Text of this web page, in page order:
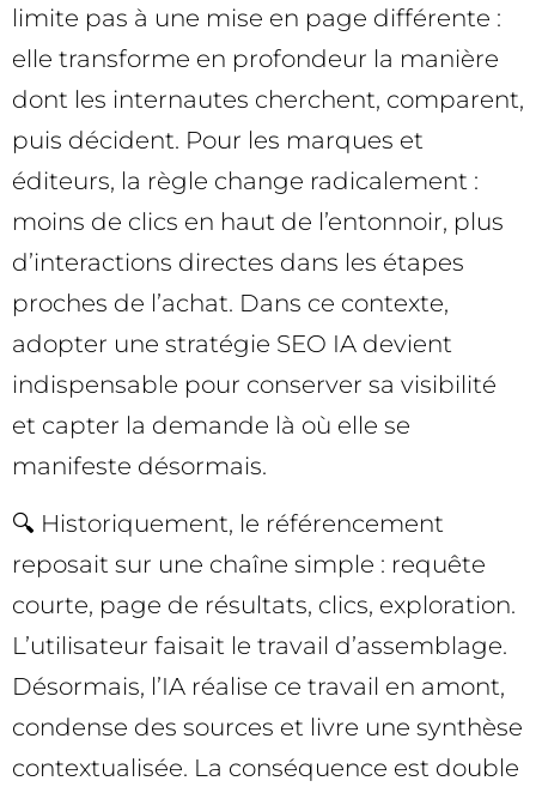
limite pas à une mise en page différente :
elle transforme en profondeur la manière
dont les internautes cherchent, comparent,
puis décident. Pour les marques et
éditeurs, la règle change radicalement :
moins de clics en haut de l’entonnoir, plus
d’interactions directes dans les étapes
proches de l’achat. Dans ce contexte,
adopter une stratégie SEO IA devient
indispensable pour conserver sa visibilité
et capter la demande là où elle se
manifeste désormais.
🔍 Historiquement, le référencement
reposait sur une chaîne simple : requête
courte, page de résultats, clics, exploration.
L’utilisateur faisait le travail d’assemblage.
Désormais, l’IA réalise ce travail en amont,
condense des sources et livre une synthèse
contextualisée. La conséquence est double